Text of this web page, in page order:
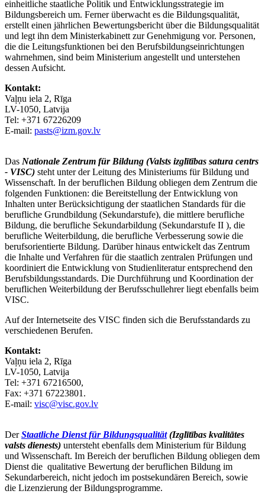
einheitliche staatliche Politik und Entwicklungsstrategie im
Bildungsbereich um. Ferner überwacht es die Bildungsqualität,
erstellt einen jährlichen Bewertungsbericht über die Bildungsqualität
und legt ihn dem Ministerkabinett zur Genehmigung vor. Personen,
die die Leitungsfunktionen bei den Berufsbildungseinrichtungen
wahrnehmen, sind beim Ministerium angestellt und unterstehen
dessen Aufsicht.
Kontakt:
Vaļņu iela 2, Rīga
LV-1050, Latvija
Tel: +371 67226209
E-mail: pasts@izm.gov.lv
Das Nationale Zentrum für Bildung (Valsts izglītības satura centrs
- VISC) steht unter der Leitung des Ministeriums für Bildung und
Wissenschaft. In der beruflichen Bildung obliegen dem Zentrum die
folgenden Funktionen: die Bereitstellung der Entwicklung von
Inhalten unter Berücksichtigung der staatlichen Standards für die
berufliche Grundbildung (Sekundarstufe), die mittlere berufliche
Bildung, die berufliche Sekundarbildung (Sekundarstufe II ), die
berufliche Weiterbildung, die berufliche Verbesserung sowie die
berufsorientierte Bildung. Darüber hinaus entwickelt das Zentrum
die Inhalte und Verfahren für die staatlich zentralen Prüfungen und
koordiniert die Entwicklung von Studienliteratur entsprechend den
Berufsbildungsstandards. Die Durchführung und Koordination der
beruflichen Weiterbildung der Berufsschullehrer liegt ebenfalls beim
VISC.
Auf der Internetseite des VISC finden sich die Berufsstandards zu
verschiedenen Berufen.
Kontakt:
Vaļņu iela 2, Rīga
LV-1050, Latvija
Tel: +371 67216500,
Fax: +371 67223801.
E-mail: visc@visc.gov.lv
DerStaatliche Dienst für Bildungsqualität(Izglītības kvalitātes
valsts dienests) untersteht ebenfalls dem Ministerium für Bildung
und Wissenschaft. Im Bereich der beruflichen Bildung obliegen dem
Dienst die qualitative Bewertung der beruflichen Bildung im
Sekundarbereich, nicht jedoch im postsekundären Bereich, sowie
die Lizenzierung der Bildungsprogramme.